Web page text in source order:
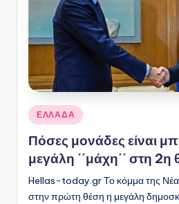
Αναρτήθηκε
σε
ΕΛΛΑΔΑ
Πόσες μονάδες είναι
μεγάλη ΄΄μάχη΄΄ στη
Hellas-today.gr Το κόμμα της
στην πρώτη θέση η μεγάλη